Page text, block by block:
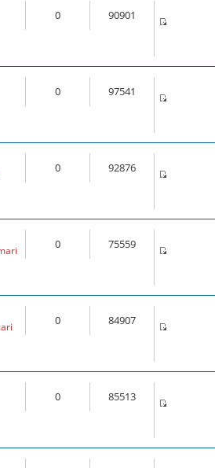
0 90901
0 97541
0 92876
0 75559
0 84907
0 85513